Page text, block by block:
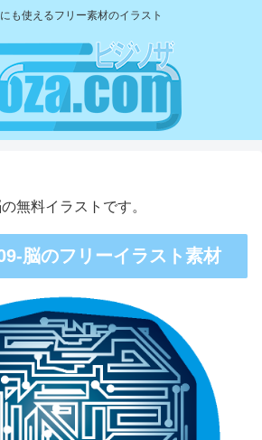
も使えるフリー素材のイラスト
無料イラストです。
脳のフリーイラスト素材